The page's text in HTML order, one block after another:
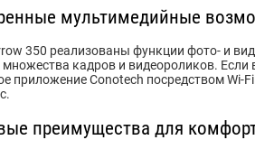
мультимедийные
350 реализованы функции фото- и
множества кадров и видеороликов.
приложение Conotech посредством
преимущества для